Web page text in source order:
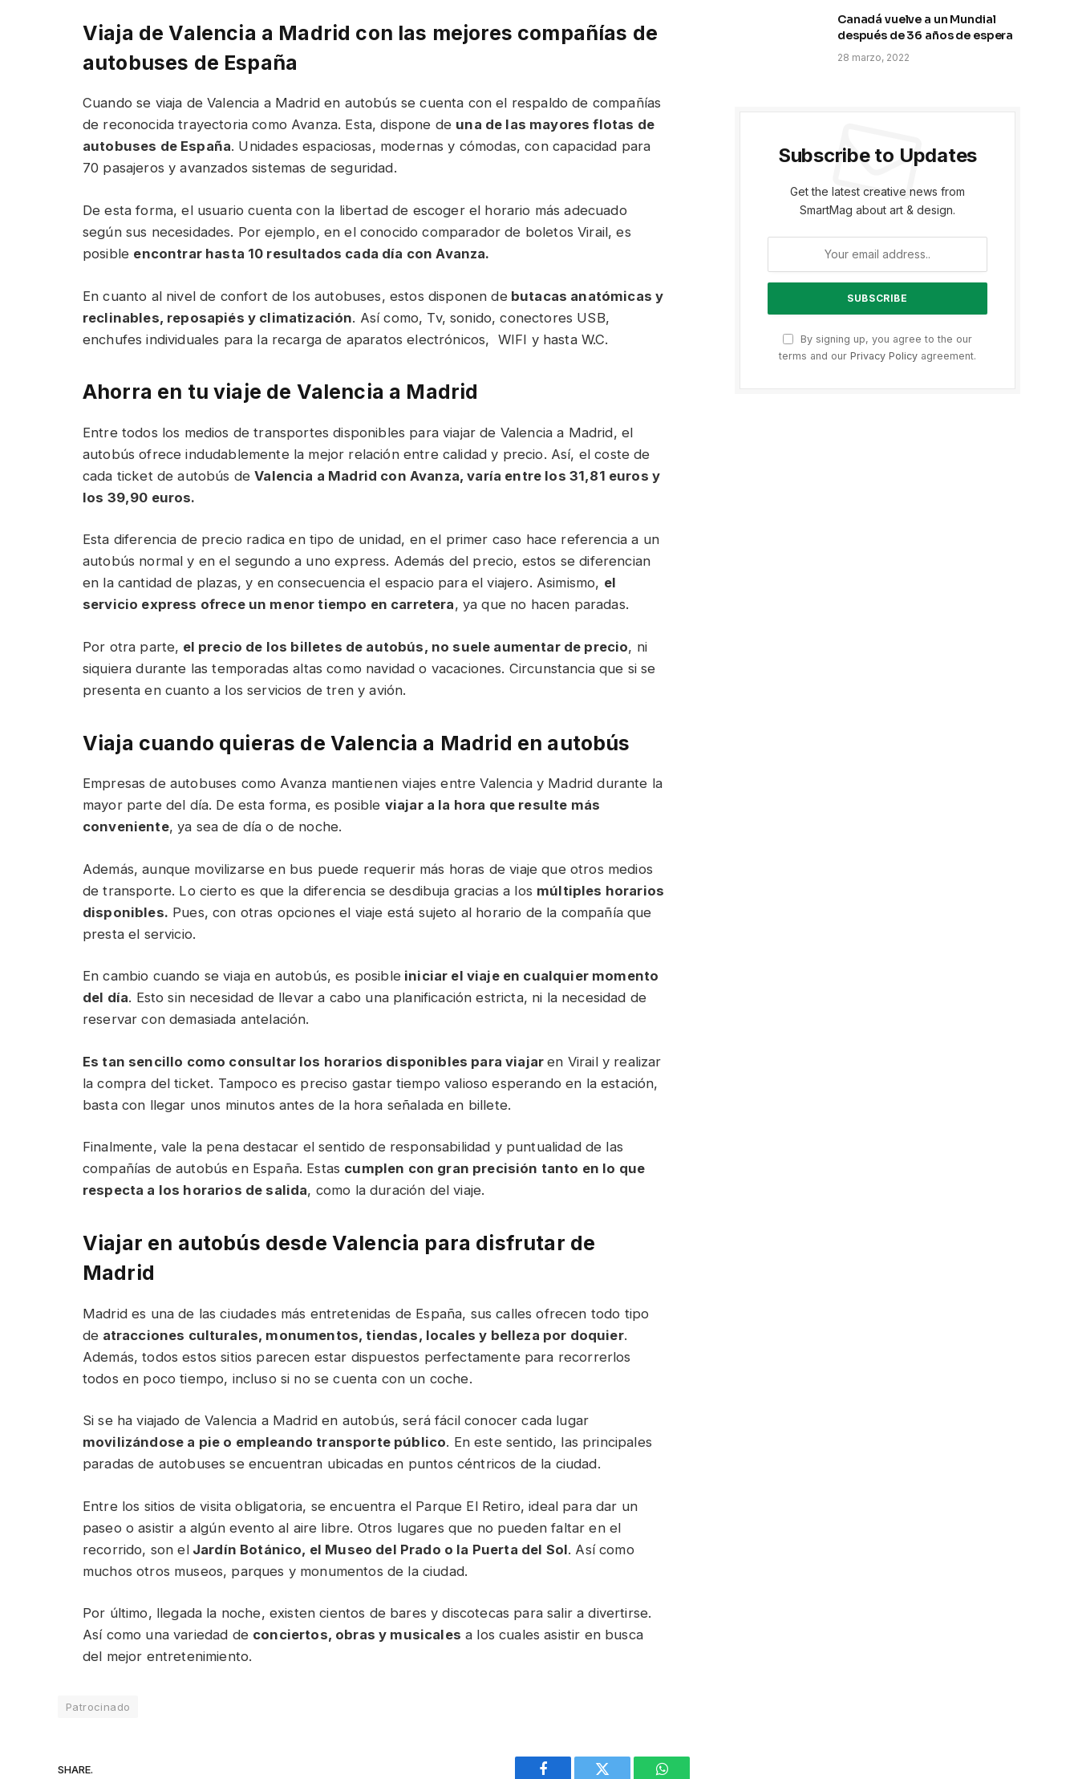
Viaja de Valencia a Madrid con las mejores compañías de
autobuses de España
Cuando se viaja de Valencia a Madrid en autobús se cuenta con el respaldo de compañías
de reconocida trayectoria como Avanza. Esta, dispone de una de las mayores flotas de
autobuses de España. Unidades espaciosas, modernas y cómodas, con capacidad para
70 pasajeros y avanzados sistemas de seguridad.
De esta forma, el usuario cuenta con la libertad de escoger el horario más adecuado
según sus necesidades. Por ejemplo, en el conocido comparador de boletos Virail, es
posible encontrar hasta 10 resultados cada día con Avanza.
En cuanto al nivel de confort de los autobuses, estos disponen debutacas anatómicas y
reclinables, reposapiés y climatización. Así como, Tv, sonido, conectores USB,
enchufes individuales para la recarga de aparatos electrónicos, WIFI y hasta W.C.
Ahorra en tu viaje de Valencia a Madrid
Entre todos los medios de transportes disponibles para viajar de Valencia a Madrid, el
autobús ofrece indudablemente la mejor relación entre calidad y precio. Así, el coste de
cada ticket de autobús deValencia a Madrid con Avanza, varía entre los 31,81 euros y
los 39,90 euros.
Esta diferencia de precio radica en tipo de unidad, en el primer caso hace referencia a un
autobús normal y en el segundo a uno express. Además del precio, estos se diferencian
en la cantidad de plazas, y en consecuencia el espacio para el viajero. Asimismo, el
servicio express ofrece un menor tiempo en carretera, ya que no hacen paradas.
Por otra parte, el precio de los billetes de autobús, no suele aumentar de precio, ni
siquiera durante las temporadas altas como navidad o vacaciones. Circunstancia que si se
presenta en cuanto a los servicios de tren y avión.
Viaja cuando quieras de Valencia a Madrid en autobús
Empresas de autobuses como Avanza mantienen viajes entre Valencia y Madrid durante la
mayor parte del día. De esta forma, es posible viajar a la hora que resulte más
conveniente, ya sea de día o de noche.
Además, aunque movilizarse en bus puede requerir más horas de viaje que otros medios
de transporte. Lo cierto es que la diferencia se desdibuja gracias a los múltiples horarios
disponibles. Pues, con otras opciones el viaje está sujeto al horario de la compañía que
presta el servicio.
En cambio cuando se viaja en autobús, es posibleiniciar el viaje en cualquier momento
del día. Esto sin necesidad de llevar a cabo una planificación estricta, ni la necesidad de
reservar con demasiada antelación.
Es tan sencillo como consultar los horarios disponibles para viajaren Virail y realizar
la compra del ticket. Tampoco es preciso gastar tiempo valioso esperando en la estación,
basta con llegar unos minutos antes de la hora señalada en billete.
Finalmente, vale la pena destacar el sentido de responsabilidad y puntualidad de las
compañías de autobús en España. Estas cumplen con gran precisión tanto en lo que
respecta a los horarios de salida, como la duración del viaje.
Viajar en autobús desde Valencia para disfrutar de
Madrid
Madrid es una de las ciudades más entretenidas de España, sus calles ofrecen todo tipo
de atracciones culturales, monumentos, tiendas, locales y belleza por doquier.
Además, todos estos sitios parecen estar dispuestos perfectamente para recorrerlos
todos en poco tiempo, incluso si no se cuenta con un coche.
Si se ha viajado de Valencia a Madrid en autobús, será fácil conocer cada lugar
movilizándose a pie o empleando transporte público. En este sentido, las principales
paradas de autobuses se encuentran ubicadas en puntos céntricos de la ciudad.
Entre los sitios de visita obligatoria, se encuentra el Parque El Retiro, ideal para dar un
paseo o asistir a algún evento al aire libre. Otros lugares que no pueden faltar en el
recorrido, son elJardín Botánico, el Museo del Prado o la Puerta del Sol. Así como
muchos otros museos, parques y monumentos de la ciudad.
Por último, llegada la noche, existen cientos de bares y discotecas para salir a divertirse.
Así como una variedad de conciertos, obras y musicales a los cuales asistir en busca
del mejor entretenimiento.
Patrocinado
SHARE.
Canadá vuelve a un Mundial
después de 36 años de espera
28 marzo, 2022
Subscribe to Updates
Get the latest creative news from
SmartMag about art & design.
By signing up, you agree to the our
terms and our Privacy Policy agreement.